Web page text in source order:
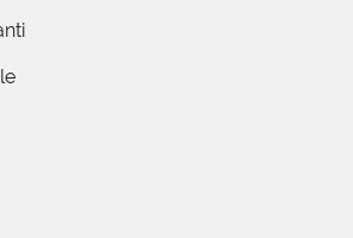
sì, le due parole
e questo è il motivo per cui
In questo caso la rima è
sono tutti e due participi
foneticamente perché lo